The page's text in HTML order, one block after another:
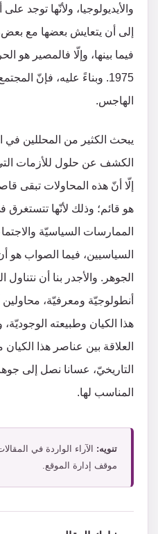
والأيديولوجيا، ولأنّها توجد
إلى أن يتعايش بعضها مع
فيما بينها، وإلّا فالمصير هو
1975. وبناءً عليه، فإنّ
الهاجس.
يبحث الكثير من المحللين في
الكشف عن حلول للأزمات
إلّا أنّ هذه المحاولات تبقى
هو قائم؛ وذلك لأنّها
الممارسات السياسيّة
السياسيين، فيما الصواب هو
الجوهر. والأجدر بنا أن نتناول
أنطولوجيّة ومعرفيّة،
هذا الكيان وطبيعته
العلاقة بين عناصر هذا
التاريخيّ، عسانا نصل إلى
المناسب لها.
تنويه: الآراء الواردة في
موقف إدارة الموقع.